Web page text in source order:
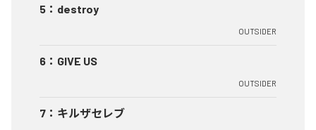
5 ： destroy
OUTSIDER
6 ： GIVE US
OUTSIDER
7 ： キルザセレブ